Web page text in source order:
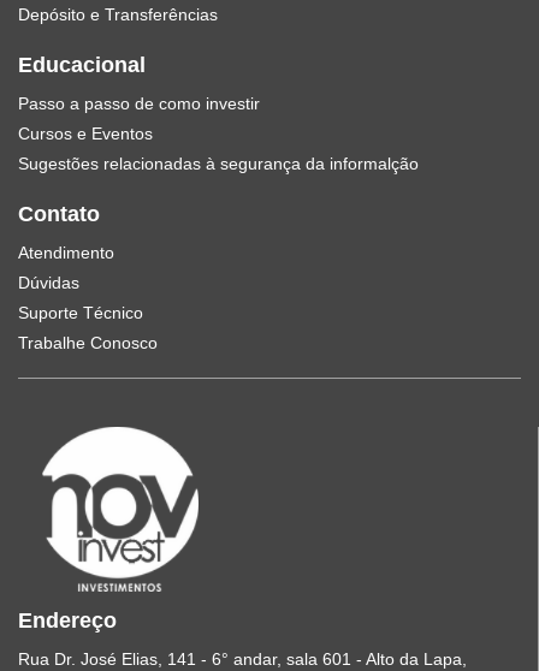
Depósito e Transferências
Educacional
Passo a passo de como investir
Cursos e Eventos
Sugestões relacionadas à segurança da informalção
Contato
Atendimento
Dúvidas
Suporte Técnico
Trabalhe Conosco
Endereço
Rua Dr. José Elias, 141 - 6° andar, sala 601 - Alto da Lapa,